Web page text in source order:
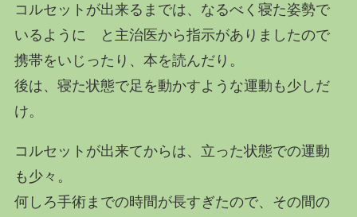
コルセットが出来るまでは、なるべく寝た姿勢で
いるように と主治医から指示がありましたので
携帯をいじったり、本を読んだり。
後は、寝た状態で足を動かすような運動も少しだ
け。
コルセットが出来てからは、立った状態での運動
も少々。
何しろ手術までの時間が長すぎたので、その間の